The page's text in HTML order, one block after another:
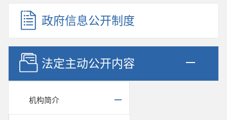
政府信息公开制度
法定主动公开内容
机构简介